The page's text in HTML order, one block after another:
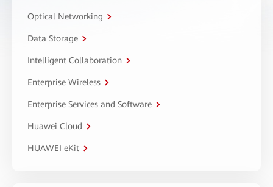
Optical Networking
Data Storage
Intelligent Collaboration
Enterprise Wireless
Enterprise Services and Software
Huawei Cloud
HUAWEI eKit